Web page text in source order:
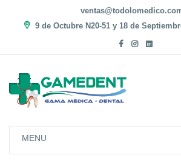
9 de Octubre N20-51 y 18 de
MENU